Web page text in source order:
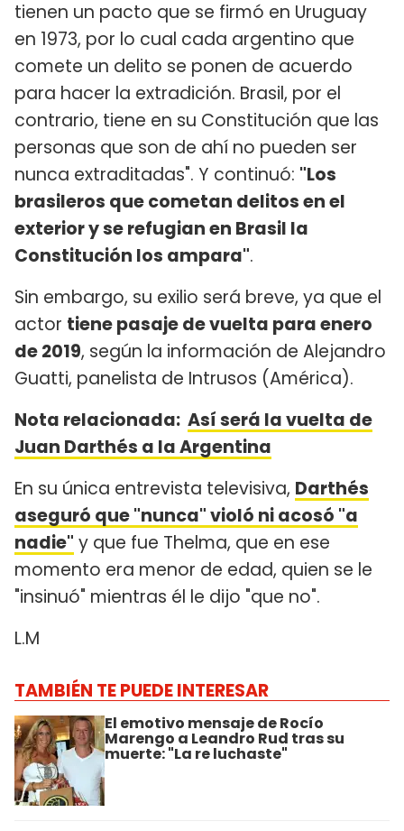
tienen un pacto que se firmó en Uruguay
en 1973, por lo cual cada argentino que
comete un delito se ponen de acuerdo
para hacer la extradición. Brasil, por el
contrario, tiene en su Constitución que las
personas que son de ahí no pueden ser
nunca extraditadas". Y continuó: "Los
brasileros que cometan delitos en el
exterior y se refugian en Brasil la
Constitución los ampara".
Sin embargo, su exilio será breve, ya que el
actor tiene pasaje de vuelta para enero
de 2019, según la información de Alejandro
Guatti, panelista de Intrusos (América).
Nota relacionada: Así será la vuelta de
Juan Darthés a la Argentina
En su única entrevista televisiva, Darthés
aseguró que "nunca" violó ni acosó "a
nadie" y que fue Thelma, que en ese
momento era menor de edad, quien se le
"insinuó" mientras él le dijo "que no".
L.M
TAMBIÉN TE PUEDE INTERESAR
El emotivo mensaje de Rocío
Marengo a Leandro Rud tras su
muerte: "La re luchaste"